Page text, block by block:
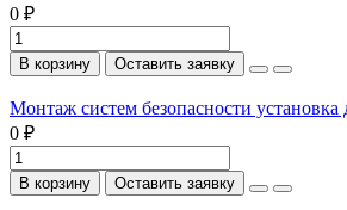
0 ₽
В корзину Оставить заявку
Монтаж систем безопасности
0 ₽
В корзину Оставить заявку